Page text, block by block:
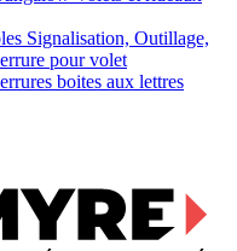
Signalisation, Outillage,
pour volet
boites aux lettres